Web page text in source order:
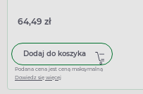
64,49 zł
Dodaj do koszyka
Podana cena jest ceną maksymalną
Dowiedz się więcej